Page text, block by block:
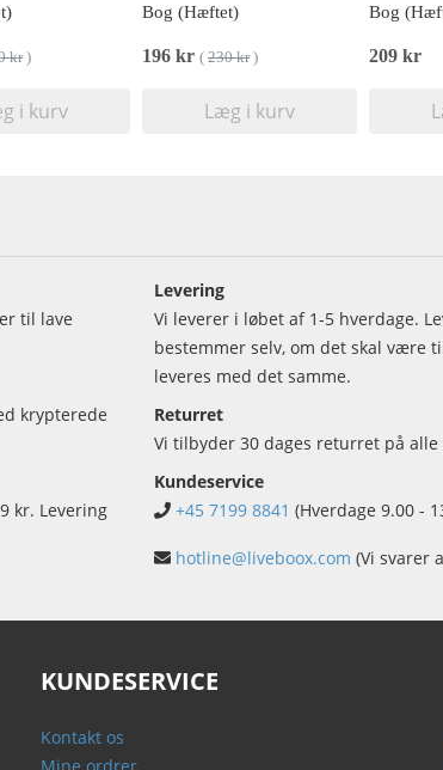
kr)
i kurv
Bog (Hæftet)
196 kr ( 230 kr)
Læg i kurv
Bog
209 kr
til lave
krypterede
kr. Levering
Levering
Vi leverer i løbet af 1-5 hverdage.
bestemmer selv, om det skal være
leveres med det samme.
Returret
Vi tilbyder 30 dages returret på alle
Kundeservice
+45 7199 8841 (Hverdage 9.00 -
hotline@liveboox.com (Vi svarer
KUNDESERVICE
Kontakt os